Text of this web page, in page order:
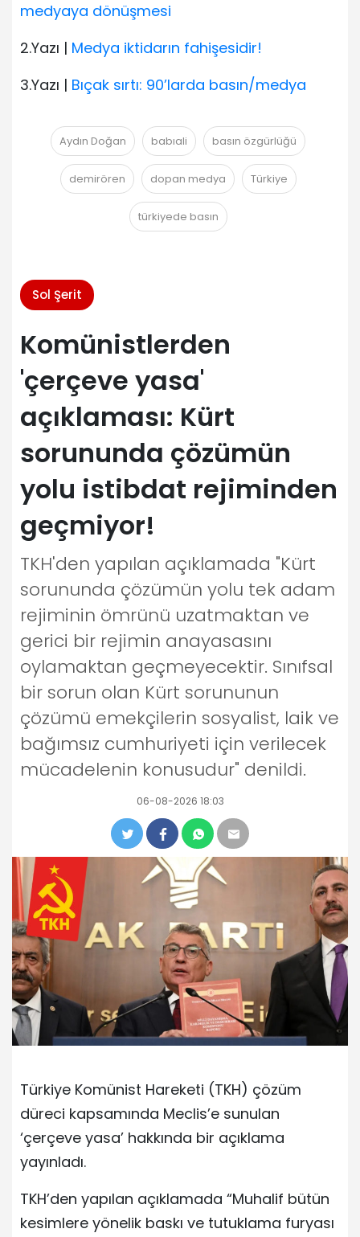
medyaya dönüşmesi
2.Yazı | Medya iktidarın fahişesidir!
3.Yazı | Bıçak sırtı: 90’larda basın/medya
Aydın Doğan babıali basın özgürlüğü
demirören dopan medya Türkiye
türkiyede basın
Sol Şerit
Komünistlerden
'çerçeve yasa'
açıklaması: Kürt
sorununda çözümün
yolu istibdat rejiminden
geçmiyor!
TKH'den yapılan açıklamada "Kürt
sorununda çözümün yolu tek adam
rejiminin ömrünü uzatmaktan ve
gerici bir rejimin anayasasını
oylamaktan geçmeyecektir. Sınıfsal
bir sorun olan Kürt sorununun
çözümü emekçilerin sosyalist, laik ve
bağımsız cumhuriyeti için verilecek
mücadelenin konusudur" denildi.
06-08-2026 18:03
Türkiye Komünist Hareketi (TKH) çözüm
düreci kapsamında Meclis’e sunulan
‘çerçeve yasa’ hakkında bir açıklama
yayınladı.
TKH’den yapılan açıklamada “Muhalif bütün
kesimlere yönelik baskı ve tutuklama furyası